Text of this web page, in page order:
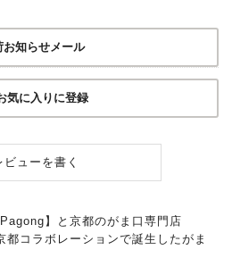
お知らせメール
気に入りに登録
ビューを書く
】と京都のがま口専門店
都コラボレーションで誕生したがま